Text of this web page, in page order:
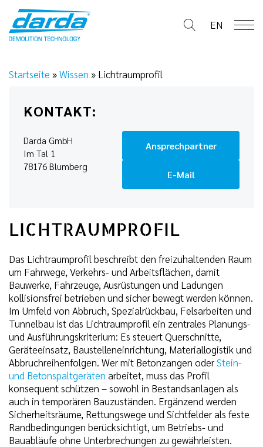
content
EN
Startseite »Wissen » Lichtraumprofil
KONTAKT:
Darda GmbH
Im Tal 1
78176 Blumberg
Ansprechpartner
E-Mail
LICHTRAUMPROFIL
Das Lichtraumprofil beschreibt den freizuhaltenden Raum
um Fahrwege, Verkehrs- und Arbeitsflächen, damit
Bauwerke, Fahrzeuge, Ausrüstungen und Ladungen
kollisionsfrei betrieben und sicher bewegt werden können.
Im Umfeld von Abbruch, Spezialrückbau, Felsarbeiten und
Tunnelbau ist das Lichtraumprofil ein zentrales Planungs-
und Ausführungskriterium: Es steuert Querschnitte,
Geräteeinsatz, Baustelleneinrichtung, Materiallogistik und
Abbruchreihenfolgen. Wer mit Betonzangen oderStein-
und Betonspaltgeräten arbeitet, muss das Profil
konsequent schützen – sowohl in Bestandsanlagen als
auch in temporären Bauzuständen. Ergänzend werden
Sicherheitsräume, Rettungswege und Sichtfelder als feste
Randbedingungen berücksichtigt, um Betriebs- und
Bauabläufe ohne Unterbrechungen zu gewährleisten.